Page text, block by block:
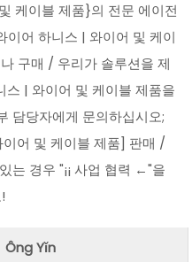
케이블 제품}의 전문 에이전
어 하니스 | 와이어 및 케이
구매 / 우리가 솔루션을 제
스 | 와이어 및 케이블 제품을
담당자에게 문의하십시오;
어 및 케이블 제품] 판매 /
는 경우 "¡¡ 사업 협력 ←"을
Ông Yǐn